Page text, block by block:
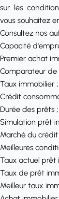
sur les
vous souhaitez
Consultez nos
Capacité
Premier achat
Comparateur de
Taux immobilier ;
Crédit
Durée des prêts ;
Simulation prêt
Marché du
Meilleures
Taux actuel prêt
Taux de prêt
Meilleur taux